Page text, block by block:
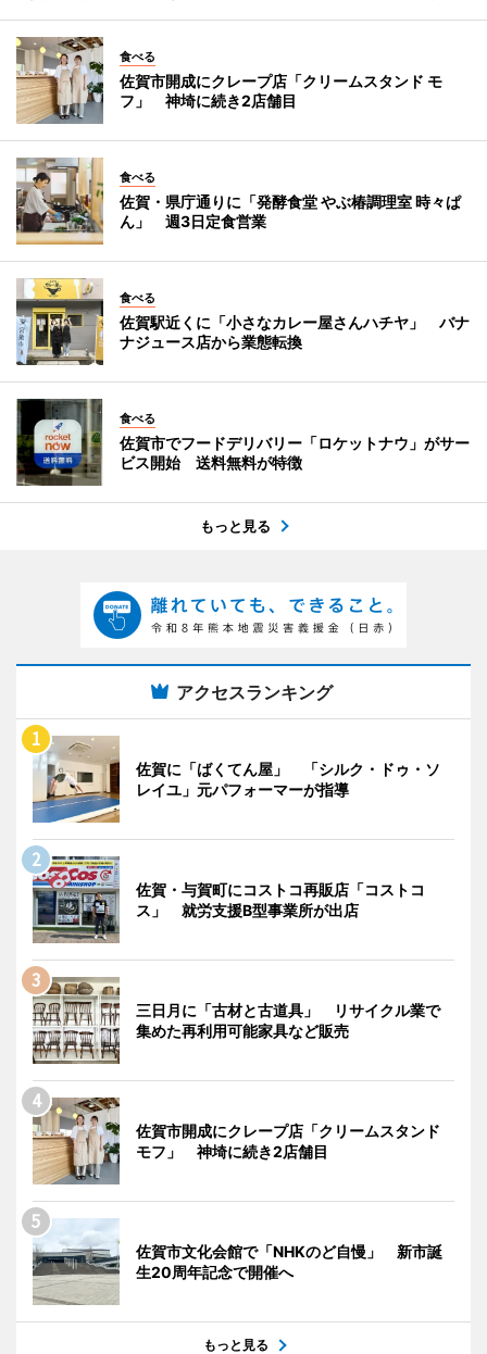
食べる
佐賀市開成にクレープ店「クリームスタンド モ
フ」 神埼に続き2店舗目
食べる
佐賀・県庁通りに「発酵食堂 やぶ椿調理室 時々ぱ
ん」 週3日定食営業
食べる
佐賀駅近くに「小さなカレー屋さんハチヤ」 バナ
ナジュース店から業態転換
食べる
佐賀市でフードデリバリー「ロケットナウ」がサー
ビス開始 送料無料が特徴
もっと見る
アクセスランキング
佐賀に「ばくてん屋」 「シルク・ドゥ・ソ
レイユ」元パフォーマーが指導
佐賀・与賀町にコストコ再販店「コストコ
ス」 就労支援B型事業所が出店
三日月に「古材と古道具」 リサイクル業で
集めた再利用可能家具など販売
佐賀市開成にクレープ店「クリームスタンド
モフ」 神埼に続き2店舗目
佐賀市文化会館で「NHKのど自慢」 新市誕
生20周年記念で開催へ
もっと見る